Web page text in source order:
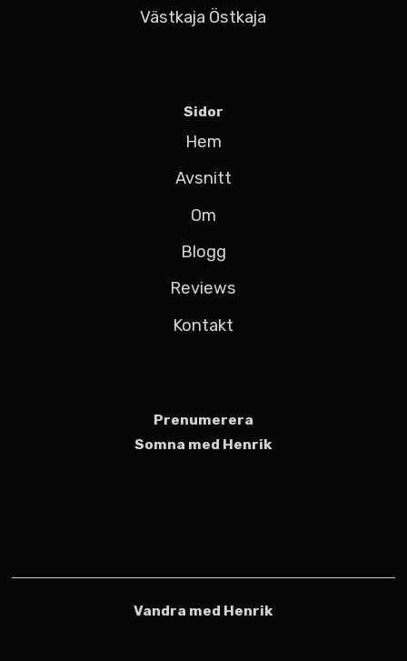
Västkaja Östkaja
Sidor
Hem
Avsnitt
Om
Blogg
Reviews
Kontakt
Prenumerera
Somna med Henrik
Vandra med Henrik